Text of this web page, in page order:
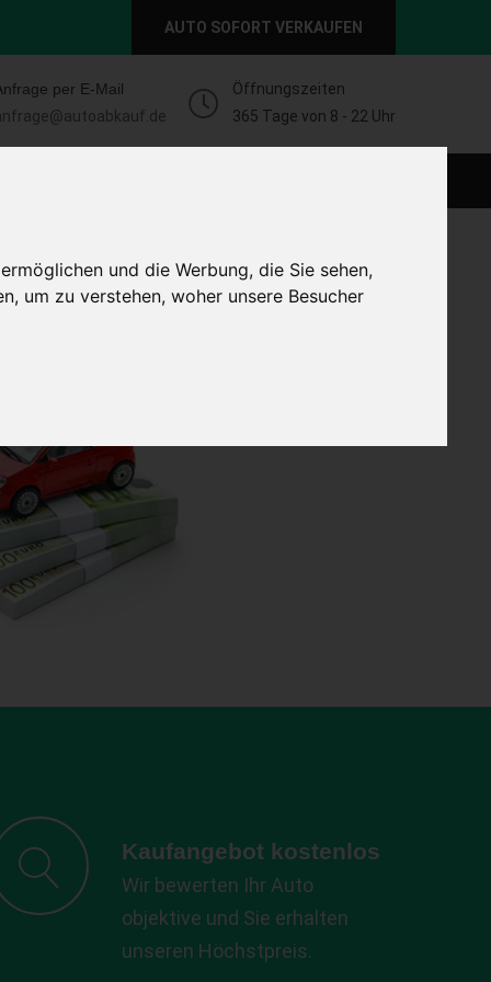
und die Werbung, die Sie sehen,
um zu verstehen, woher unsere Besucher
AUTO SOFORT VERKAUFEN
per E-Mail
Öffnungszeiten
365 Tage von 8 - 22 Uhr
Kaufangebot kostenlos
Wir bewerten Ihr Auto
objektive und Sie erhalten
unseren Höchstpreis.